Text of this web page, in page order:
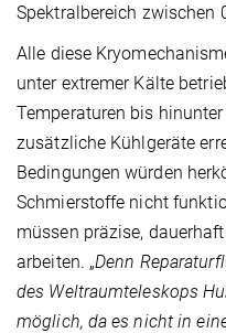
Spektralbereich zwischen
Alle diese
unter extremer Kälte
Temperaturen bis
zusätzliche Kühlgeräte
Bedingungen würden
Schmierstoffe nicht
müssen präzise,
arbeiten. „Denn
des Weltraumteleskops
möglich, da es nicht in